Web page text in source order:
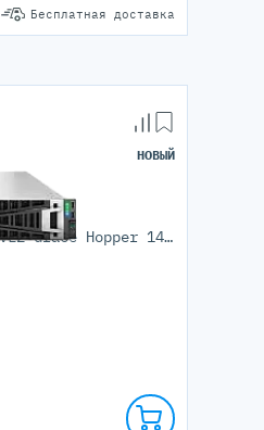
Бесплатная доставка
НОВЫЙ
1x NVIDIA GH200 NVL2 Grace Hopper 144GB HBM3e